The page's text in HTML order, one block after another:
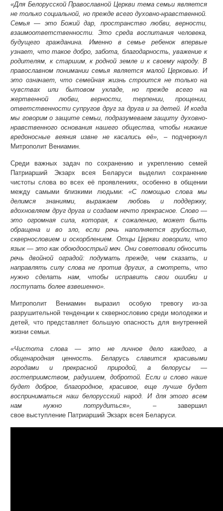
«Для Белорусской Православной Церкви тема семьи является
не только социальной, но прежде всего духовно-нравственной.
Семья — это Божий дар, пространство любви, верности,
взаимоответственности. Это среда воспитания человека,
будущего гражданина. Именно в семье ребенок впервые
узнает, что такое добро, забота, благодарность, уважение к
родителям, к старшим, к родной земле и к своему народу. В
православном понимании семья является малой Церковью. И
это означает, что семейная жизнь строится не только на
чувствах или бытовом укладе, но прежде всего на
жертвенной любви, верности, терпении, прощении,
ответственности супругов друг за друга и за детей. И когда
мы говорим о защите семьи, подразумеваем защиту духовно-
нравственного основания нашего общества, чтобы никакие
вредоносные веяния извне не касались её»,
– подчеркнул
Митрополит Вениамин.
Среди важных задач по сохранению и укреплению семей
Патриарший Экзарх всея Беларуси выделил сохранение
чистоты слова во всех её проявлениях, особенно в общении
между самыми близкими людьми:«С помощью слова мы
делимся знаниями, выражаем любовь и поддержку,
вдохновляем друг друга и создаем нечто прекрасное. Слово —
это огромная сила, которая, к сожалению, может быть
обращена и во зло, если речь наполняется грубостью,
сквернословием и оскорблением. Отцы Церкви говорили, что
язык — это как обоюдоострый меч. Они советовали обносить
речь двойной оградой: подумать прежде, чем сказать, и
направлять силу слова не против других, а смотреть, что
нужно сделать нам, чтобы исправить свои ошибки и
поступать более взвешенно».
Митрополит Вениамин выразил особую тревогу из-за
разрушительной тенденции к сквернословию среди молодежи и
детей, что представляет большую опасность для внутренней
жизни семьи.
«Чистота слова — это не личное дело каждого, а
общенародная ценность. Беларусь славится красивыми
городами и прекрасной природой, а белорусы —
гостеприимством, радушием, добротой. Если и слово наше
будет доброе, благородное, красивое, еще лучше будет
восприниматься наш белорусский народ. И для этого всем
нам нужно потрудиться»,
– завершил
свое выступление Патриарший Экзарх всея Беларуси.